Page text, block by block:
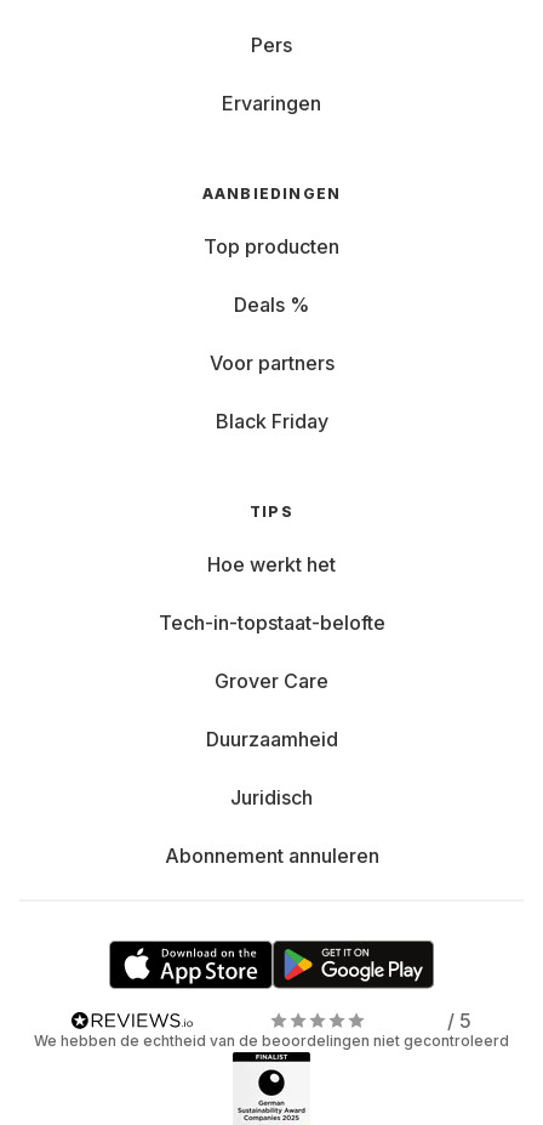
Pers
Ervaringen
AANBIEDINGEN
Top producten
Deals %
Voor partners
Black Friday
TIPS
Hoe werkt het
Tech-in-topstaat-belofte
Grover Care
Duurzaamheid
Juridisch
Abonnement annuleren
/ 5
We hebben de echtheid van de beoordelingen niet gecontroleerd